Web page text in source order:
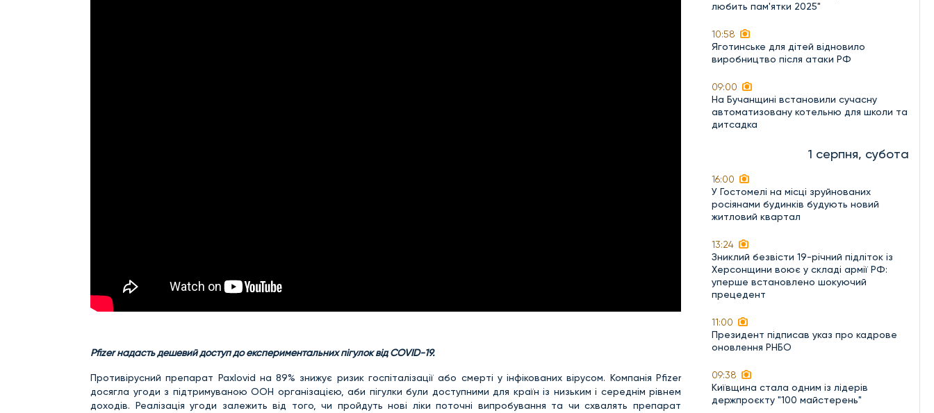
Pfizer надасть дешевий доступ до експериментальних пігулок від COVID-19.
Противірусний препарат Paxlovid на 89% знижує ризик госпіталізації або смерті у інфікованих вірусом. Компанія Pfizer
досягла угоди з підтримуваною ООН організацією, аби пігулки були доступними для країн із низьким і середнім рівнем
доходів. Реалізація угоди залежить від того, чи пройдуть нові ліки поточні випробування та чи схвалять препарат
любить пам'ятки 2025"
10:58
Яготинське для дітей відновило
виробництво після атаки РФ
09:00
На Бучанщині встановили сучасну
автоматизовану котельню для школи та
дитсадка
1 серпня, субота
16:00
У Гостомелі на місці зруйнованих
росіянами будинків будують новий
житловий квартал
13:24
Зниклий безвісти 19-річний підліток із
Херсонщини воює у складі армії РФ:
уперше встановлено шокуючий
прецедент
11:00
Президент підписав указ про кадрове
оновлення РНБО
09:38
Київщина стала одним із лідерів
держпроєкту "100 майстерень"